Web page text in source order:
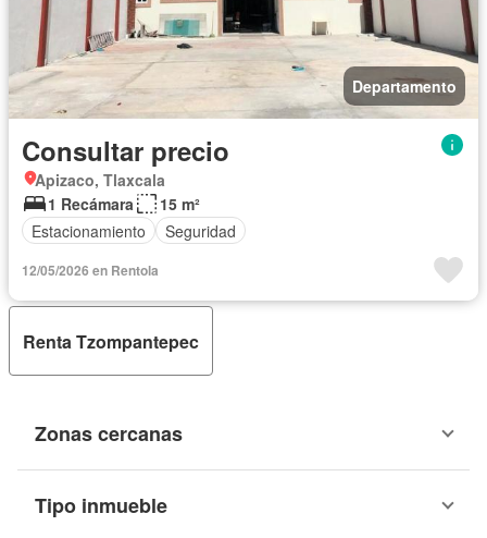
Departamento
Consultar precio
Apizaco, Tlaxcala
1 Recámara
15 m²
Estacionamiento
Seguridad
12/05/2026 en Rentola
Renta Tzompantepec
Zonas cercanas
Tipo inmueble